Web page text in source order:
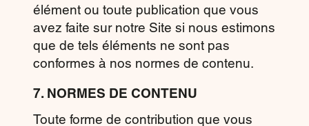
élément ou toute publication que vous
avez faite sur notre Site si nous estimons
que de tels éléments ne sont pas
conformes à nos normes de contenu.
7. NORMES DE CONTENU
Toute forme de contribution que vous